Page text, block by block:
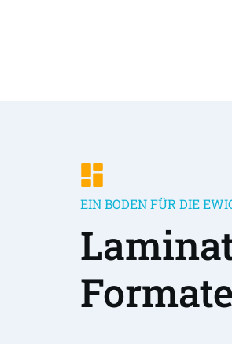
EIN BODEN FÜR DIE